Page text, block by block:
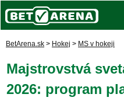
BetArena.sk > Hokej > MS v hokeji
Majstrovstvá
2026: program